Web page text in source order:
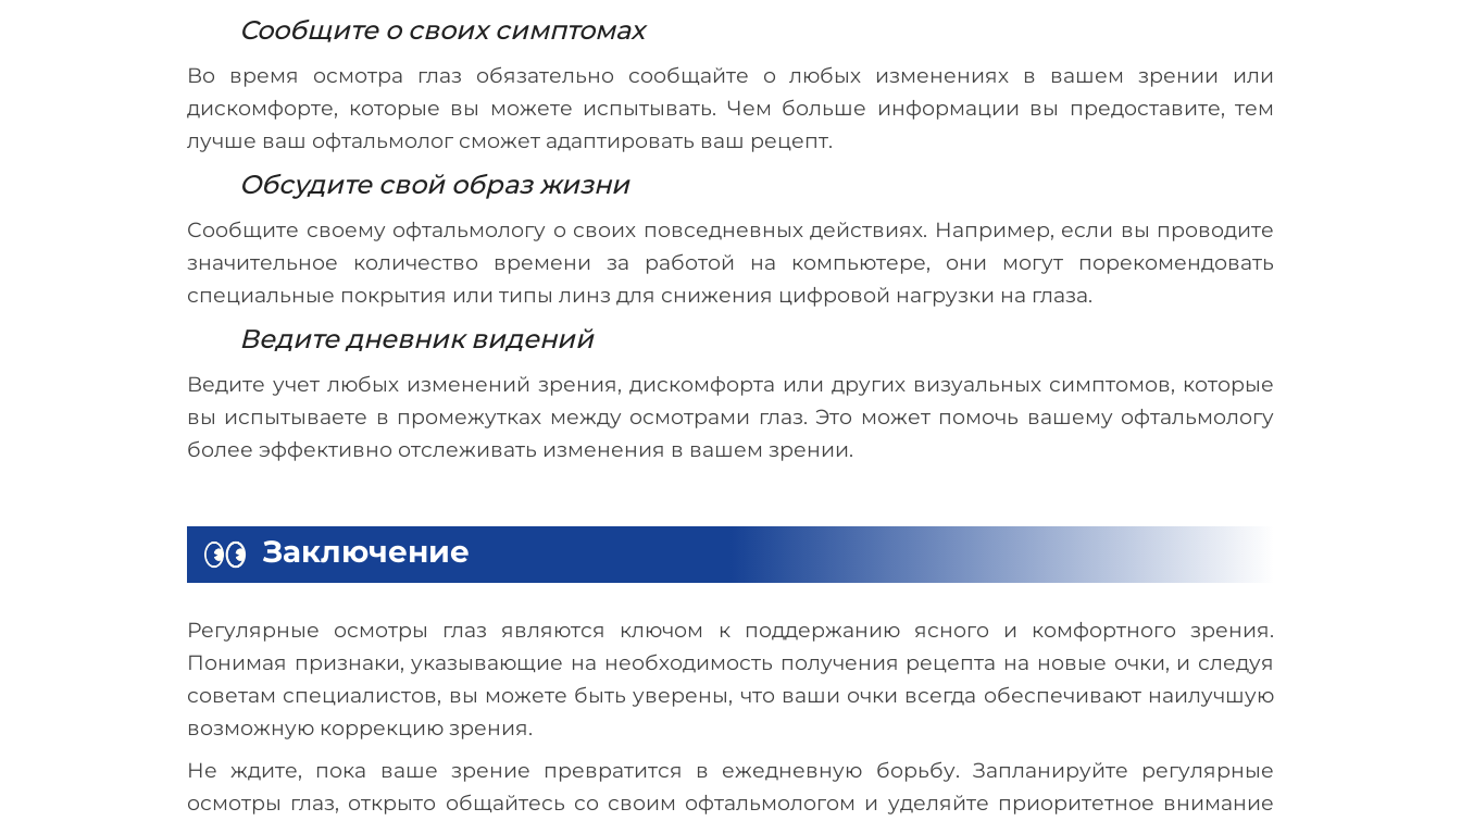
Сообщите о своих симптомах
Во время осмотра глаз обязательно сообщайте о любых изменениях в вашем зрении или
дискомфорте, которые вы можете испытывать. Чем больше информации вы предоставите, тем
лучше ваш офтальмолог сможет адаптировать ваш рецепт.
Обсудите свой образ жизни
Сообщите своему офтальмологу о своих повседневных действиях. Например, если вы проводите
значительное количество времени за работой на компьютере, они могут порекомендовать
специальные покрытия или типы линз для снижения цифровой нагрузки на глаза.
Ведите дневник видений
Ведите учет любых изменений зрения, дискомфорта или других визуальных симптомов, которые
вы испытываете в промежутках между осмотрами глаз. Это может помочь вашему офтальмологу
более эффективно отслеживать изменения в вашем зрении.
Заключение
Регулярные осмотры глаз являются ключом к поддержанию ясного и комфортного зрения.
Понимая признаки, указывающие на необходимость получения рецепта на новые очки, и следуя
советам специалистов, вы можете быть уверены, что ваши очки всегда обеспечивают наилучшую
возможную коррекцию зрения.
Не ждите, пока ваше зрение превратится в ежедневную борьбу. Запланируйте регулярные
осмотры глаз, открыто общайтесь со своим офтальмологом и уделяйте приоритетное внимание